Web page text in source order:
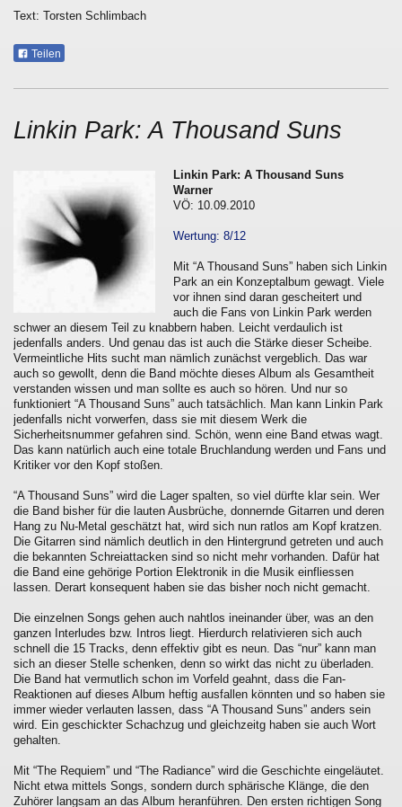
Text: Torsten Schlimbach
Teilen
Linkin Park: A Thousand Suns
Linkin Park: A Thousand Suns
Warner
VÖ: 10.09.2010
Wertung: 8/12
Mit “A Thousand Suns” haben sich Linkin
Park an ein Konzeptalbum gewagt. Viele
vor ihnen sind daran gescheitert und
auch die Fans von Linkin Park werden
schwer an diesem Teil zu knabbern haben. Leicht verdaulich ist
jedenfalls anders. Und genau das ist auch die Stärke dieser Scheibe.
Vermeintliche Hits sucht man nämlich zunächst vergeblich. Das war
auch so gewollt, denn die Band möchte dieses Album als Gesamtheit
verstanden wissen und man sollte es auch so hören. Und nur so
funktioniert “A Thousand Suns” auch tatsächlich. Man kann Linkin Park
jedenfalls nicht vorwerfen, dass sie mit diesem Werk die
Sicherheitsnummer gefahren sind. Schön, wenn eine Band etwas wagt.
Das kann natürlich auch eine totale Bruchlandung werden und Fans und
Kritiker vor den Kopf stoßen.
“A Thousand Suns” wird die Lager spalten, so viel dürfte klar sein. Wer
die Band bisher für die lauten Ausbrüche, donnernde Gitarren und deren
Hang zu Nu-Metal geschätzt hat, wird sich nun ratlos am Kopf kratzen.
Die Gitarren sind nämlich deutlich in den Hintergrund getreten und auch
die bekannten Schreiattacken sind so nicht mehr vorhanden. Dafür hat
die Band eine gehörige Portion Elektronik in die Musik einfliessen
lassen. Derart konsequent haben sie das bisher noch nicht gemacht.
Die einzelnen Songs gehen auch nahtlos ineinander über, was an den
ganzen Interludes bzw. Intros liegt. Hierdurch relativieren sich auch
schnell die 15 Tracks, denn effektiv gibt es neun. Das “nur” kann man
sich an dieser Stelle schenken, denn so wirkt das nicht zu überladen.
Die Band hat vermutlich schon im Vorfeld geahnt, dass die Fan-
Reaktionen auf dieses Album heftig ausfallen könnten und so haben sie
immer wieder verlauten lassen, dass “A Thousand Suns” anders sein
wird. Ein geschickter Schachzug und gleichzeitg haben sie auch Wort
gehalten.
Mit “The Requiem” und “The Radiance” wird die Geschichte eingeläutet.
Nicht etwa mittels Songs, sondern durch sphärische Klänge, die den
Zuhörer langsam an das Album heranführen. Den ersten richtigen Song